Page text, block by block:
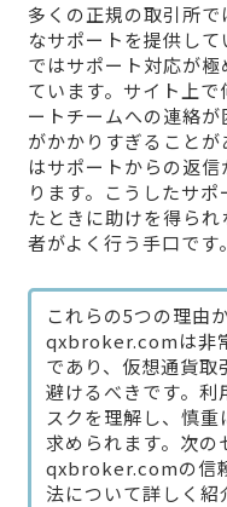
多くの正規の取引所
なサポートを提供し
ではサポート対応が
ています。サイト上
ートチームへの連絡
がかかりすぎること
はサポートからの返
ります。こうしたサ
たときに助けを得ら
者がよく行う手口です。
これらの5つの理由か
qxbroker.comは非
であり、仮想通貨取
避けるべきです。利
スクを理解し、慎
求められます。次の
qxbroker.comの信
法について詳しく紹